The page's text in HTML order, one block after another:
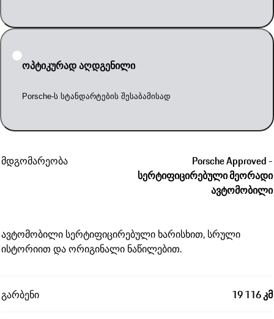
ოპტიკურად აღდგენილი
Porsche-ს სტანდარტების შესაბამისად
მდგომარეობა
Porsche Approved -
სერტიფიცირებული მეორადი
ავტომობილი
ავტომობილი სერტიფიცირებული ხარისხით, სრული
ისტორიით და ორიგინალი ნაწილებით.
გარბენი 19 116 კმ